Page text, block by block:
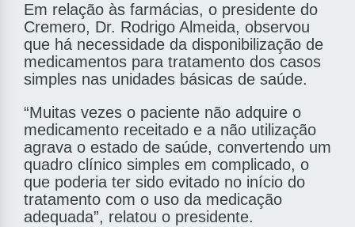
Em relação às farmácias, o presidente do
Cremero, Dr. Rodrigo Almeida, observou
que há necessidade da disponibilização de
medicamentos para tratamento dos casos
simples nas unidades básicas de saúde.
“Muitas vezes o paciente não adquire o
medicamento receitado e a não utilização
agrava o estado de saúde, convertendo um
quadro clínico simples em complicado, o
que poderia ter sido evitado no início do
tratamento com o uso da medicação
adequada”, relatou o presidente.